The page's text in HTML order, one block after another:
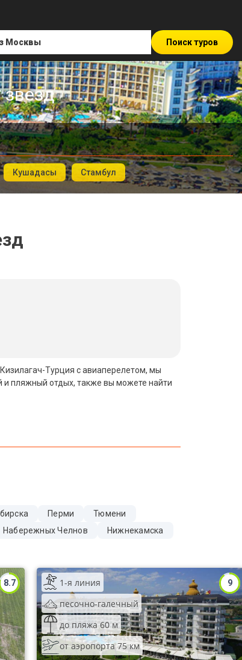
Поиск туров
Кушадасы Стамбул
Турция с авиаперелетом, мы
и пляжный отдых, также вы можете найти
Перми
Тюмени
Набережных Челнов
Нижнекамска
8.7 9
1-я линия
песочно-галечный
до пляжа 60 м
от аэропорта 75 км